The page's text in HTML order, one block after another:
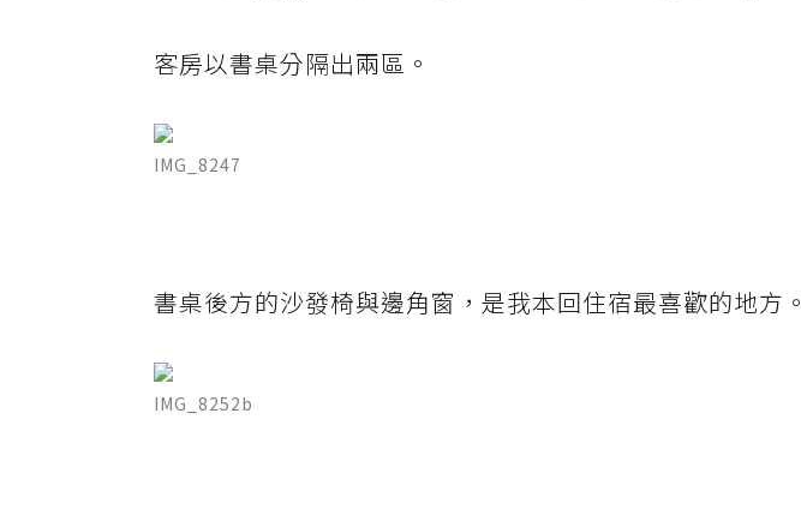
客房以書桌分隔出兩區。
IMG_8247
書桌後方的沙發椅與邊角窗，是我本回住宿最喜歡的地方。
IMG_8252b